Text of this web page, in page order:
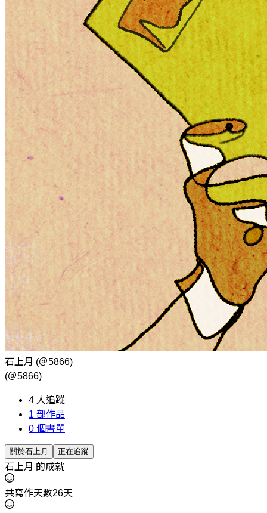
石上月 (＠5866)
(＠5866)
4 人追蹤
1 部作品
0 個書單
關於石上月 正在追蹤
石上月 的成就
共寫作天數26天